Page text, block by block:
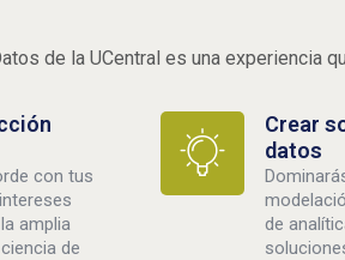
de la UCentral es una experiencia
con tus
amplia
de
Crear
datos
de